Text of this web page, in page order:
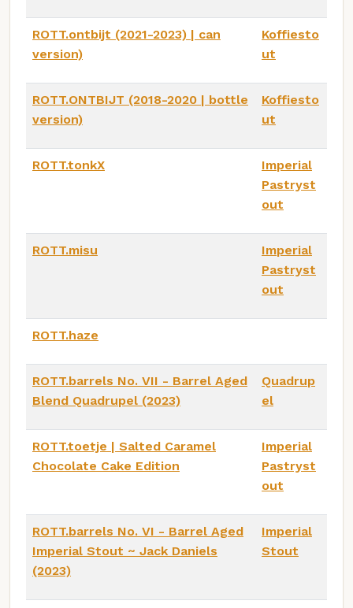
ROTT.ontbijt (2021-2023) | can
version)
Koffiesto
ut
ROTT.ONTBIJT (2018-2020 | bottle
version)
Koffiesto
ut
ROTT.tonkX
Imperial
Pastryst
out
ROTT.misu
Imperial
Pastryst
out
ROTT.haze
ROTT.barrels No. VII - Barrel Aged
Blend Quadrupel (2023)
Quadrup
el
ROTT.toetje | Salted Caramel
Chocolate Cake Edition
Imperial
Pastryst
out
ROTT.barrels No. VI - Barrel Aged
Imperial Stout ~ Jack Daniels
(2023)
Imperial
Stout